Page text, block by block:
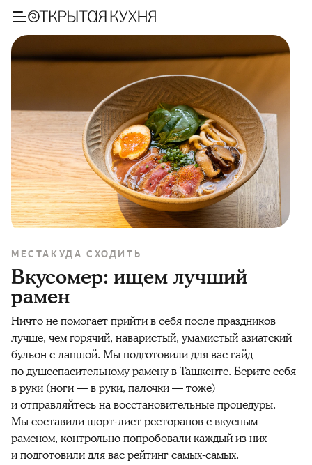
МЕСТА КУДА СХОДИТЬ
Вкусомер: ищем лучший
рамен
Ничто не помогает прийти в себя после праздников
лучше, чем горячий, наваристый, умамистый азиатский
бульон с лапшой. Мы подготовили для вас гайд
по душеспасительному рамену в Ташкенте. Берите себя
в руки (ноги — в руки, палочки — тоже)
и отправляйтесь на восстановительные процедуры.
Мы составили шорт-лист ресторанов с вкусным
раменом, контрольно попробовали каждый из них
и подготовили для вас рейтинг самых-самых.